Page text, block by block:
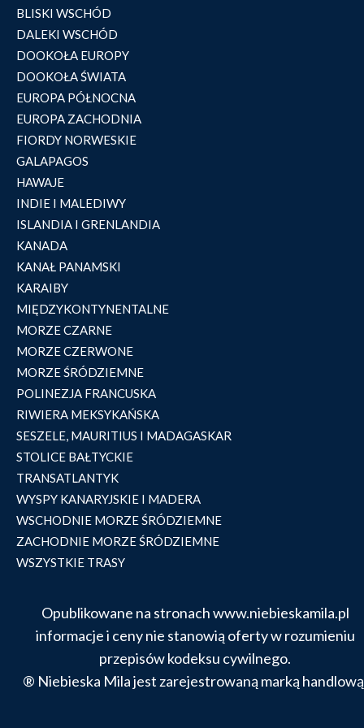
BLISKI WSCHÓD
DALEKI WSCHÓD
DOOKOŁA EUROPY
DOOKOŁA ŚWIATA
EUROPA PÓŁNOCNA
EUROPA ZACHODNIA
FIORDY NORWESKIE
GALAPAGOS
HAWAJE
INDIE I MALEDIWY
ISLANDIA I GRENLANDIA
KANADA
KANAŁ PANAMSKI
KARAIBY
MIĘDZYKONTYNENTALNE
MORZE CZARNE
MORZE CZERWONE
MORZE ŚRÓDZIEMNE
POLINEZJA FRANCUSKA
RIWIERA MEKSYKAŃSKA
SESZELE, MAURITIUS I MADAGASKAR
STOLICE BAŁTYCKIE
TRANSATLANTYK
WYSPY KANARYJSKIE I MADERA
WSCHODNIE MORZE ŚRÓDZIEMNE
ZACHODNIE MORZE ŚRÓDZIEMNE
WSZYSTKIE TRASY
Opublikowane na stronach www.niebieskamila.pl
informacje i ceny nie stanowią oferty w rozumieniu
przepisów kodeksu cywilnego.
® Niebieska Mila jest zarejestrowaną marką